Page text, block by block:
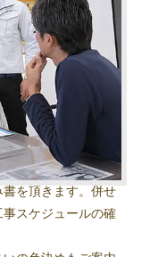
を頂きます。併せ
スケジュールの確